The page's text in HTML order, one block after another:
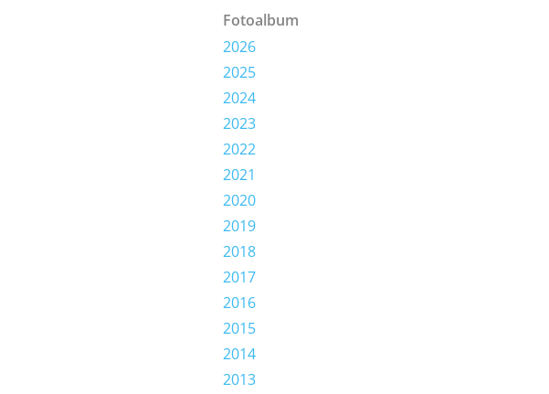
Fotoalbum
2026
2025
2024
2023
2022
2021
2020
2019
2018
2017
2016
2015
2014
2013